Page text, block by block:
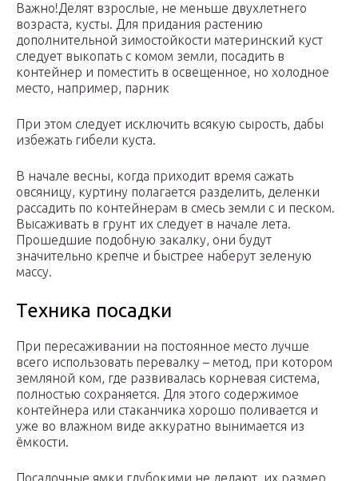
Важно!Делят взрослые, не меньше двухлетнего
возраста, кусты. Для придания растению
дополнительной зимостойкости материнский куст
следует выкопать с комом земли, посадить в
контейнер и поместить в освещенное, но холодное
место, например, парник
При этом следует исключить всякую сырость, дабы
избежать гибели куста.
В начале весны, когда приходит время сажать
овсяницу, куртину полагается разделить, деленки
рассадить по контейнерам в смесь земли с и песком.
Высаживать в грунт их следует в начале лета.
Прошедшие подобную закалку, они будут
значительно крепче и быстрее наберут зеленую
массу.
Техника посадки
При пересаживании на постоянное место лучше
всего использовать перевалку – метод, при котором
земляной ком, где развивалась корневая система,
полностью сохраняется. Для этого содержимое
контейнера или стаканчика хорошо поливается и
уже во влажном виде аккуратно вынимается из
ёмкости.
Посадочные ямки глубокими не делают, их размер